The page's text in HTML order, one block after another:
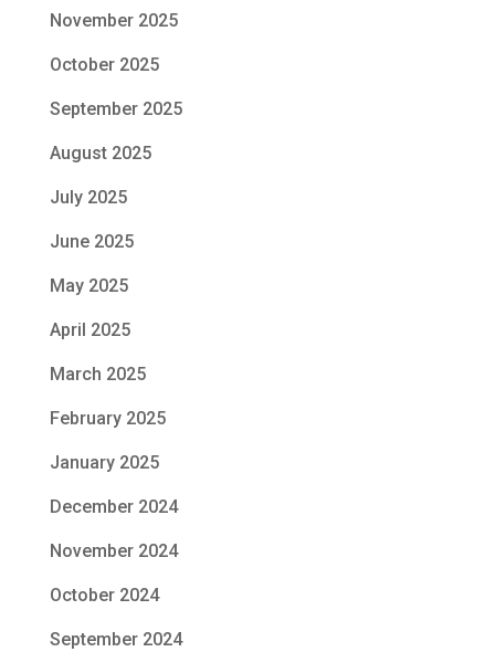
November 2025
October 2025
September 2025
August 2025
July 2025
June 2025
May 2025
April 2025
March 2025
February 2025
January 2025
December 2024
November 2024
October 2024
September 2024